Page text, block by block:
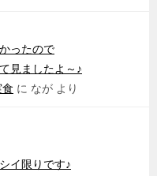
ったので
見ましたよ～♪
食 に なが より
イ限りです♪